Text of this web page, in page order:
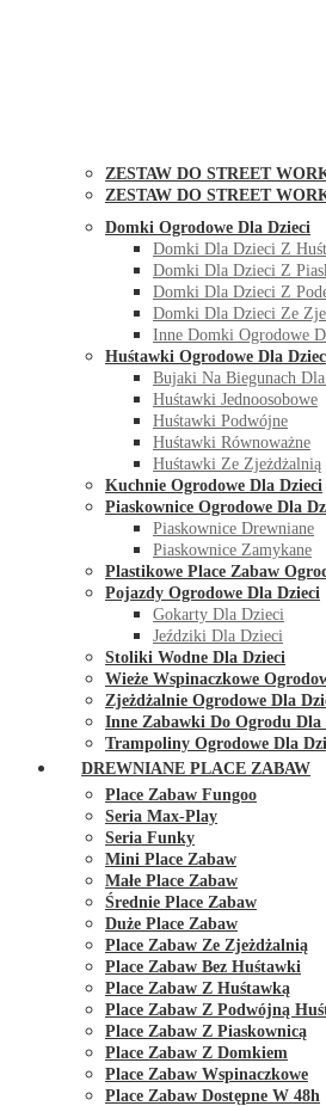
ZESTAW DO STREET
ZESTAW DO STREET
Domki Ogrodowe Dla Dzieci
Domki Dla Dzieci Z
Domki Dla Dzieci Z
Domki Dla Dzieci Z
Domki Dla Dzieci Ze
Inne Domki Ogrodowe
Huśtawki Ogrodowe Dla
Bujaki Na Biegunach
Huśtawki Jednoosobowe
Huśtawki Podwójne
Huśtawki Równoważne
Huśtawki Ze Zjeżdżalnią
Kuchnie Ogrodowe Dla Dzieci
Piaskownice Ogrodowe Dla
Piaskownice Drewniane
Piaskownice Zamykane
Plastikowe Place Zabaw
Pojazdy Ogrodowe Dla Dzieci
Gokarty Dla Dzieci
Jeździki Dla Dzieci
Stoliki Wodne Dla Dzieci
Wieże Wspinaczkowe
Zjeżdżalnie Ogrodowe Dla
Inne Zabawki Do Ogrodu Dla
Trampoliny Ogrodowe Dla
DREWNIANE PLACE ZABAW
Place Zabaw Fungoo
Seria Max-Play
Seria Funky
Mini Place Zabaw
Małe Place Zabaw
Średnie Place Zabaw
Duże Place Zabaw
Place Zabaw Ze Zjeżdżalnią
Place Zabaw Bez Huśtawki
Place Zabaw Z Huśtawką
Place Zabaw Z Podwójną
Place Zabaw Z Piaskownicą
Place Zabaw Z Domkiem
Place Zabaw Wspinaczkowe
Place Zabaw Dostępne W 48h